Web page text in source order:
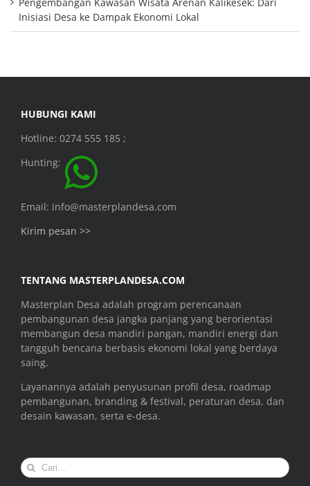
Inisiasi Desa ke Dampak Ekonomi Lokal
HUBUNGI KAMI
Hotline: 0274 555 185 ;
Hunting:
Email: info@masterplandesa.com
Kirim pesan >>
TENTANG MASTERPLANDESA.COM
Masterplan Desa adalah program perencanaan
pembangunan desa jangka panjang yang berorientasi
membangun desa mandiri pangan, mandiri energi dan
tangguh bencana berbasis ekonomi lokal yang berdaya
saing.
Layanannya adalah penyusunan profil desa, roadmap
pembangunan, branding & festival, peraturan desa, dan
desain kawasan, serta e-desa.
Search
for: